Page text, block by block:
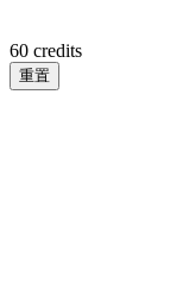
60 credits
重置